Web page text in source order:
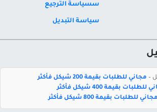
سسياسة الترجيع
سياسة التبديل
مجاني للطلبات بقيمة 200 شيكل فأكثر
للطلبات بقيمة 400 شيكل فأكثر
مجاني للطلبات بقيمة 800 شيكل فأكثر